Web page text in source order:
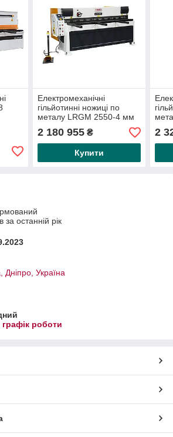
Електромеханічні
гільйотинні ножиці по
металу LRGM 2550-4 мм
ЧПУ — задній упор 750
мм
2 180 955₴
Купити
2
за останній рік
Дніпро, Україна
роботи